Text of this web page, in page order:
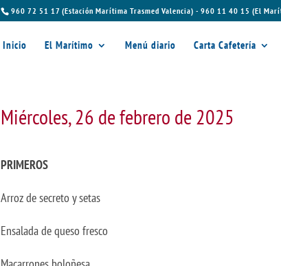
960 72 51 17 (Estación Marítima Trasmed Valencia) - 960 11 40 15 (El
Inicio El Marítimo Menú diario Carta Cafetería
Miércoles, 26 de febrero de 2025
PRIMEROS
Arroz de secreto y setas
Ensalada de queso fresco